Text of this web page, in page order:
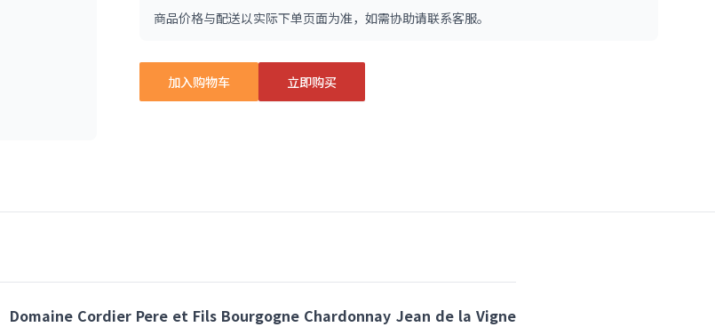
商品价格与配送以实际下单页面为准，如需协助请联系客服。
加入购物车 立即购买
Domaine Cordier Pere et Fils Bourgogne Chardonnay Jean de la Vigne